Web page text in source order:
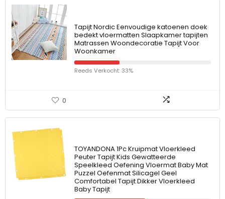
Tapijt Nordic Eenvoudige katoenen doek
bedekt vloermatten Slaapkamer tapijten
Matrassen Woondecoratie Tapijt Voor
Woonkamer
Reeds Verkocht: 33%
0
TOYANDONA 1Pc Kruipmat Vloerkleed
Peuter Tapijt Kids Gewatteerde
Speelkleed Oefening Vloermat Baby Mat
Puzzel Oefenmat Silicagel Geel
Comfortabel Tapijt Dikker Vloerkleed
Baby Tapijt